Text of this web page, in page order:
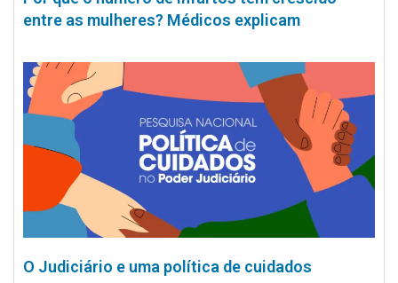
entre as mulheres? Médicos explicam
O Judiciário e uma política de cuidados